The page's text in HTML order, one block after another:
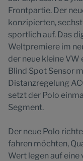
Frontpartie. Der
konzipierten,
sportlich auf. Das
Weltpremiere im
der neue kleine
Blind Spot Sensor
Distanzregelung
setzt der Polo
Segment.
Der neue Polo
fahren möchten,
Wert legen auf